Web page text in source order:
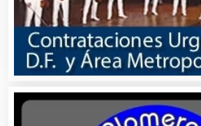
Alquiler de Autos
Alquiler de Equipos para
Alquiler de Sillas y Mesas